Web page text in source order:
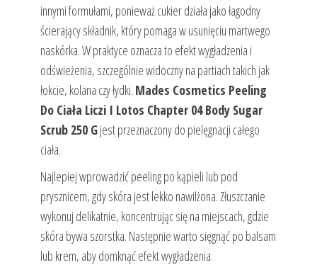
innymi formułami, ponieważ cukier działa jako łagodny
ścierający składnik, który pomaga w usunięciu martwego
naskórka. W praktyce oznacza to efekt wygładzenia i
odświeżenia, szczególnie widoczny na partiach takich jak
łokcie, kolana czy łydki. Mades Cosmetics Peeling
Do Ciała Liczi I Lotos Chapter 04 Body Sugar
Scrub 250 Gjest przeznaczony do pielęgnacji całego
ciała.
Najlepiej wprowadzić peeling po kąpieli lub pod
prysznicem, gdy skóra jest lekko nawilżona. Złuszczanie
wykonuj delikatnie, koncentrując się na miejscach, gdzie
skóra bywa szorstka. Następnie warto sięgnąć po balsam
lub krem, aby domknąć efekt wygładzenia.